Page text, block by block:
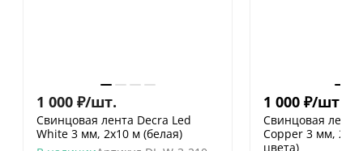
1 000 ₽/шт.
Свинцовая лента Decra Led
White 3 мм, 2х10 м (белая)
1 000 ₽/шт.
Свинцовая
Copper 3 мм,
цвета)